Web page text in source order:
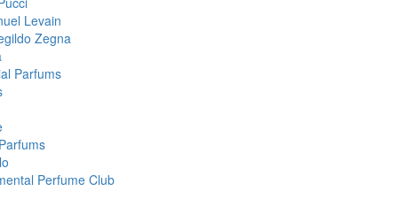
Levain
Zegna
Parfums
Perfume Club